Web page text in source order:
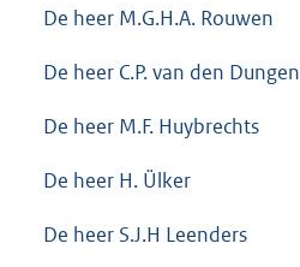
De heer M.G.H.A. Rouwen
De heer C.P. van den Dungen
De heer M.F. Huybrechts
De heer H. Ülker
De heer S.J.H Leenders